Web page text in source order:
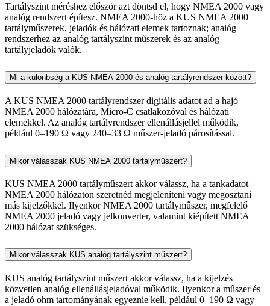
Tartályszint méréshez először azt döntsd el, hogy NMEA 2000 vagy
analóg rendszert építesz. NMEA 2000-höz a KUS NMEA 2000
tartályműszerek, jeladók és hálózati elemek tartoznak; analóg
rendszerhez az analóg tartályszint műszerek és az analóg
tartályjeladók valók.
Mi a különbség a KUS NMEA 2000 és analóg tartályrendszer között?
A KUS NMEA 2000 tartályrendszer digitális adatot ad a hajó
NMEA 2000 hálózatára, Micro-C csatlakozóval és hálózati
elemekkel. Az analóg tartályrendszer ellenállásjellel működik,
például 0–190 Ω vagy 240–33 Ω műszer-jeladó párosítással.
Mikor válasszak KUS NMEA 2000 tartályműszert?
KUS NMEA 2000 tartályműszert akkor válassz, ha a tankadatot
NMEA 2000 hálózaton szeretnéd megjeleníteni vagy megosztani
más kijelzőkkel. Ilyenkor NMEA 2000 tartályműszer, megfelelő
NMEA 2000 jeladó vagy jelkonverter, valamint kiépített NMEA
2000 hálózat szükséges.
Mikor válasszak KUS analóg tartályszint műszert?
KUS analóg tartályszint műszert akkor válassz, ha a kijelzés
közvetlen analóg ellenállásjeladóval működik. Ilyenkor a műszer és
a jeladó ohm tartományának egyeznie kell, például 0–190 Ω vagy